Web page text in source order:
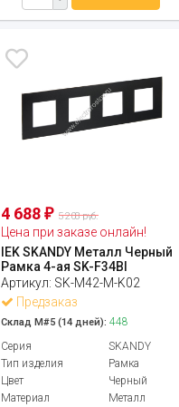
4 688₽ 5 208 руб.
Цена при заказе онлайн!
IEK SKANDY Металл Черный
Рамка 4-ая SK-F34Bl
Артикул: SK-M42-M-K02
Предзаказ
Склад М#5 (14 дней): 448
Серия
SKANDY
Тип изделия
Рамка
Цвет
Черный
Материал
Металл